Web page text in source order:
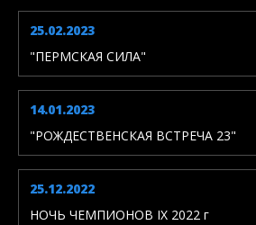
25.02.2023
"ПЕРМСКАЯ СИЛА"
14.01.2023
"РОЖДЕСТВЕНСКАЯ ВСТРЕЧА 23"
25.12.2022
НОЧЬ ЧЕМПИОНОВ IX 2022 г